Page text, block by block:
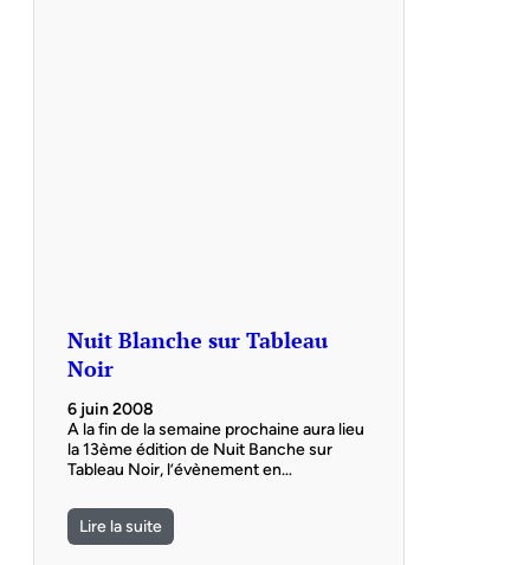
Nuit Blanche sur Tableau
Noir
6 juin 2008
A la fin de la semaine prochaine aura lieu
la 13ème édition de Nuit Banche sur
Tableau Noir, l’évènement en…
Lire la suite